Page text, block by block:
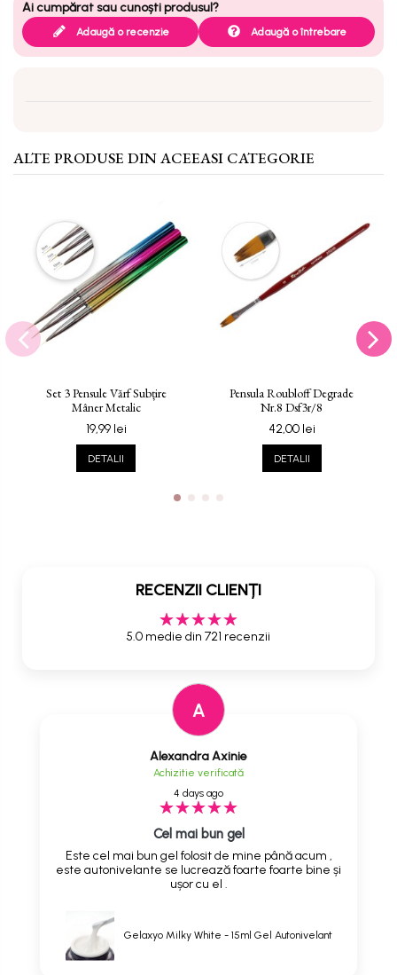
Adaugă o recenzie Adaugă o întrebare
ALTE PRODUSE DIN ACEEASI CATEGORIE
Set 3 Pensule Vărf Subțire
Mâner Metalic
19,99 lei
DETALII
Pensula Roubloff Degrade
Nr.8 Dsf3r/8
42,00 lei
DETALII
RECENZII CLIENȚI
5.0 medie din 721 recenzii
A
Alexandra Axinie
Achizitie verificată
4 days ago
Cel mai bun gel
Este cel mai bun gel folosit de mine până acum ,
este autonivelante se lucrează foarte foarte bine și
ușor cu el .
Gelaxyo Milky White - 15ml Gel Autonivelant